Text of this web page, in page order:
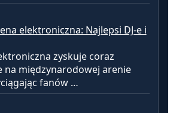
elektroniczna: Najlepsi DJ-e i
zyskuje coraz
na międzynarodowej arenie
fanów …